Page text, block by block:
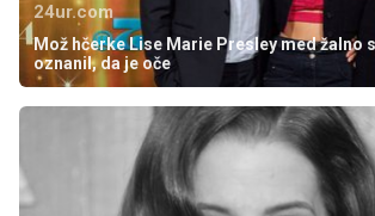
24ur.com
Mož hčerke Lise Marie Presley med žalno
oznanil, da je oče